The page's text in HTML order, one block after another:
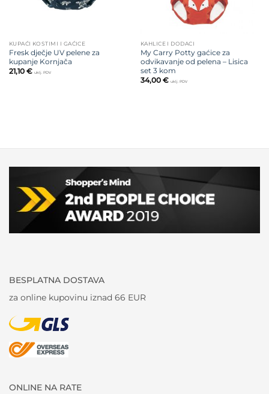
KUPAĆI KOSTIMI I GAĆICE
Fresk dječje UV pelene za
kupanje Kornjača
21,10 € uklj. PDV
KAHLICE I DODACI
My Carry Potty gaćice za
odvikavanje od pelena – Lisica
set 3 kom
34,00 € uklj. PDV
BESPLATNA DOSTAVA
za online kupovinu iznad 66 EUR
ONLINE NA RATE